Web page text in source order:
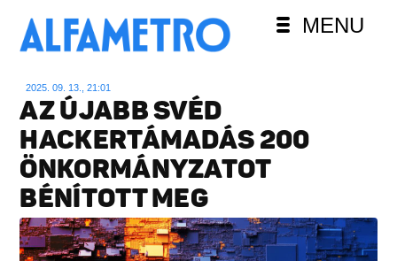
MENU
2025. 09. 13., 21:01
AZ ÚJABB SVÉD
HACKERTÁMADÁS 200
ÖNKORMÁNYZATOT
BÉNÍTOTT MEG